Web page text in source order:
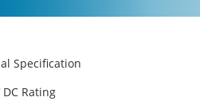
Specification
Rating